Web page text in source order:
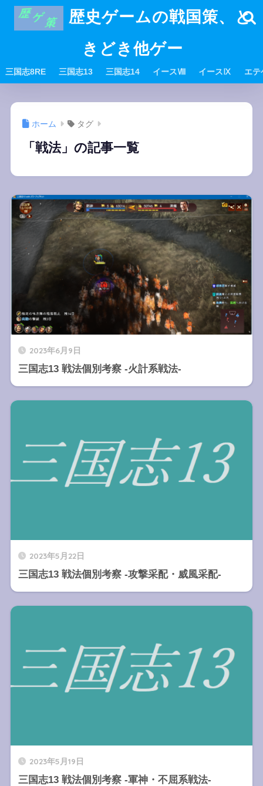
歴史ゲームの戦国策、と
きどき他ゲー
三国志8RE 三国志13 三国志14 イースⅧ イースⅨ エテ
ホーム タグ
「戦法」の記事一覧
2023年6月9日
三国志13 戦法個別考察 -火計系戦法-
2023年5月22日
三国志13 戦法個別考察 -攻撃采配・威風采配-
2023年5月19日
三国志13 戦法個別考察 -軍神・不屈系戦法-